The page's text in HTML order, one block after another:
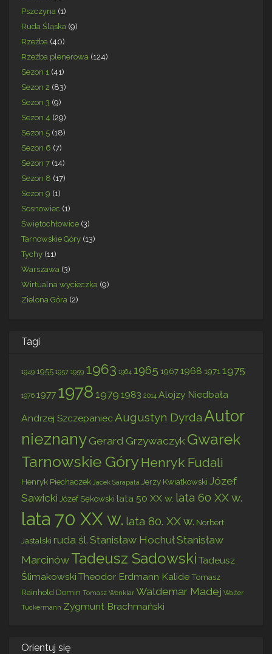
Pszczyna (1)
Ruda Śląska (9)
Rzeźba (40)
Rzeźba plenerowa (124)
Sezon 1 (41)
Sezon 2 (83)
Sezon 3 (9)
Sezon 4 (29)
Sezon 5 (18)
Sezon 6 (7)
Sezon 7 (14)
Sezon 8 (17)
Sezon 9 (1)
Sosnowiec (1)
Świętochłowice (3)
Tarnowskie Góry (13)
Tychy (11)
Warszawa (3)
Wirtualna wycieczka (9)
Zielona Góra (2)
Tagi
1949 1955 1957 1959 1963 1964 1965 19671968 19711975
1976 1977 1978 1979 1983 2014 Alojzy Niedbała
Andrzej Szczepaniec Augustyn DyrdaAutor
nieznany Gerard Grzywaczyk Gwarek
Tarnowskie GóryHenryk Fudali
Henryk Piechaczek Jacek Sarapata Jerzy Kwiatkowski Józef
Sawicki Józef Sękowski lata 50 XX w. lata 60 XX w.
lata 70 XX w. lata 80. XX w. Norbert
Jastalski ruda śl. Stanisław HochułStanisław
Marcinów Tadeusz Sadowski Tadeusz
Ślimakowski Theodor Erdmann KalideTomasz
Rainhold Domin Tomasz Wenklar Waldemar Madej Walter
Tuckermann Zygmunt Brachmański
Orientuj się